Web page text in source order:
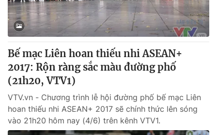
Tư vấn
Chuyên mục khác
Emagazine Podcast
Photo Infographic
Video Shorts video
VTV Money VTV Thể thao
Bế mạc Liên hoan thiếu nhi ASEAN+
2017: Rộn ràng sắc màu đường phố
(21h20, VTV1)
VTV.vn - Chương trình lễ hội đường phố bế mạc Liên
hoan thiếu nhi ASEAN+ 2017 sẽ chính thức lên sóng
vào 21h20 hôm nay (4/6) trên kênh VTV1.